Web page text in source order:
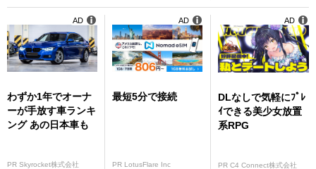
わずか1年でオーナ
ーが手放す車ランキ
ング あの日本車も
PR Skyrocket株式会社
AD
最短5分で接続
PR LotusFlare Inc
AD
DLなしで気軽にﾌﾟﾚ
ｲできる美少女放置
系RPG
PR C4 Connect株式会社
AD